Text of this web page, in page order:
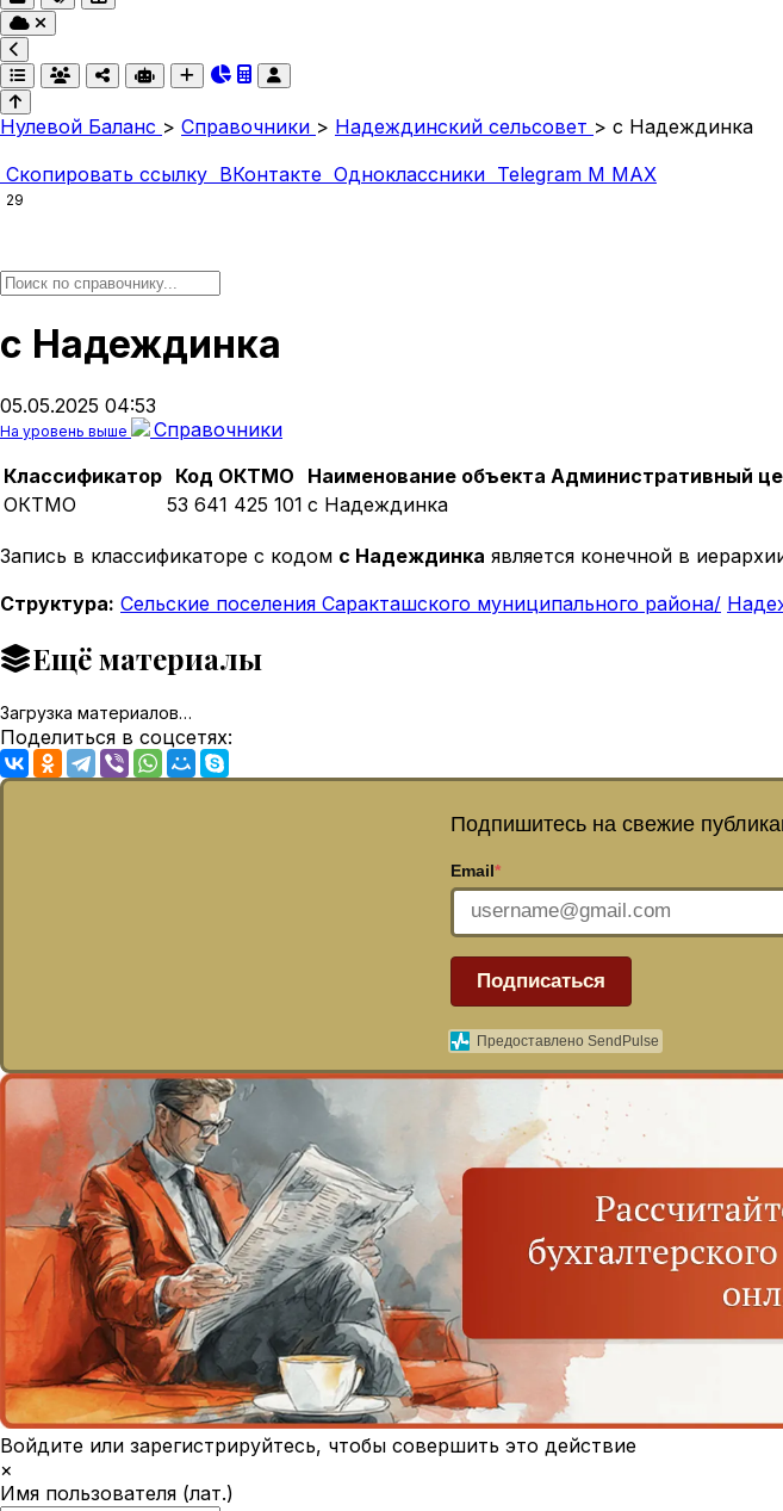
Нулевой Баланс > Справочники > Надеждинский сельсовет > с Надеждинка
Скопировать ссылку ВКонтакте Одноклассники Telegram M MAX
29
с Надеждинка
05.05.2025 04:53
На уровень выше
Справочники
Классификатор Код ОКТМО Наименование объекта Административный
ОКТМО
53 641 425 101 с Надеждинка
Запись в классификаторе с кодом с Надеждинка является конечной в
Структура: Сельские поселения Саракташского муниципального района/
Ещё материалы
Загрузка материалов…
Поделиться в соцсетях:
Подпишитесь на свежие
Email*
Подписаться
Предоставлено SendPulse
Войдите или зарегистрируйтесь, чтобы совершить это действие
×
Имя пользователя (лат.)